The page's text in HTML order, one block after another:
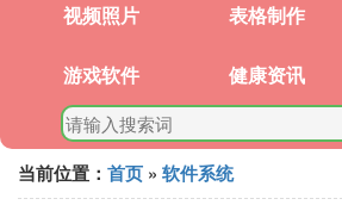
视频照片 表格制作
游戏软件 健康资讯
当前位置： 首页 » 软件系统